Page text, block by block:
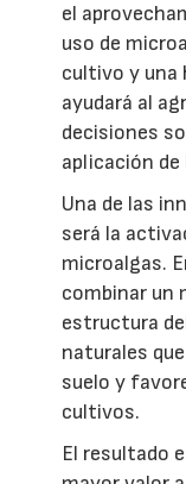
el
uso de
cultivo y una
ayudará al
decisiones
aplicación
Una de las
será la
microalgas.
combinar un
estructura
naturales
suelo y
cultivos.
El resultado